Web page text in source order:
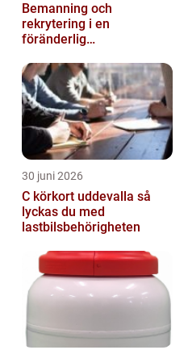
Bemanning och
rekrytering i en
föränderlig
30 juni 2026
C körkort uddevalla så
lyckas du med
lastbilsbehörigheten